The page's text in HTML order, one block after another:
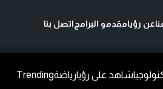
عن رؤيامقدمو البرامجاتصل بنا
شاهد على رؤيارياضةTrending